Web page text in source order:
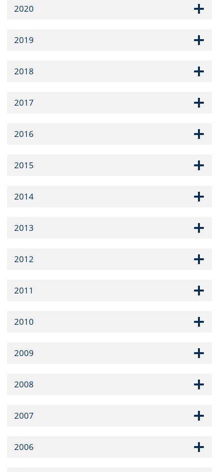
2020
2019
2018
2017
2016
2015
2014
2013
2012
2011
2010
2009
2008
2007
2006